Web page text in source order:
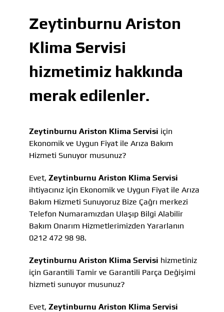
Zeytinburnu Ariston
Klima Servisi
hizmetimiz hakkında
merak edilenler.
Zeytinburnu Ariston Klima Servisi için
Ekonomik ve Uygun Fiyat ile Arıza Bakım
Hizmeti Sunuyor musunuz?
Evet, Zeytinburnu Ariston Klima Servisi
ihtiyacınız için Ekonomik ve Uygun Fiyat ile Arıza
Bakım Hizmeti Sunuyoruz Bize Çağrı merkezi
Telefon Numaramızdan Ulaşıp Bilgi Alabilir
Bakım Onarım Hizmetlerimizden Yararlanın
0212 472 98 98.
Zeytinburnu Ariston Klima Servisi hizmetiniz
için Garantili Tamir ve Garantili Parça Değişimi
hizmeti sunuyor musunuz?
Evet, Zeytinburnu Ariston Klima Servisi